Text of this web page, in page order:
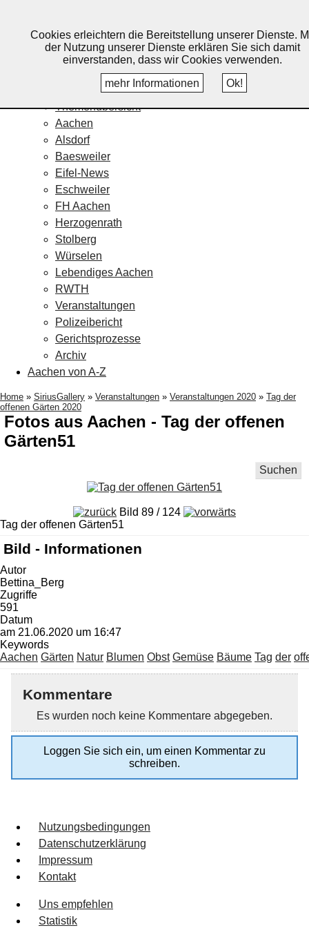
Home
Veranstaltungskalender
Themenübersicht
Aachen
Alsdorf
Baesweiler
Eifel-News
Eschweiler
FH Aachen
Herzogenrath
Stolberg
Würselen
Lebendiges Aachen
RWTH
Veranstaltungen
Polizeibericht
Gerichtsprozesse
Archiv
Aachen von A-Z
Home » SiriusGallery » Veranstaltungen » Veranstaltungen 2020 » Tag der
offenen Gärten 2020
Fotos aus Aachen - Tag der offenen
Gärten51
Suchen
Bild 89 / 124
Tag der offenen Gärten51
Bild - Informationen
Autor
Bettina_Berg
Zugriffe
591
Datum
am 21.06.2020 um 16:47
Keywords
Aachen Gärten Natur Blumen Obst Gemüse Bäume Tag der
Kommentare
Es wurden noch keine Kommentare abgegeben.
Loggen Sie sich ein, um einen Kommentar zu
schreiben.
Nutzungsbedingungen
Datenschutzerklärung
Impressum
Kontakt
Uns empfehlen
Statistik
Cookies erleichtern die Bereitstellung unserer Dienste.
der Nutzung unserer Dienste erklären Sie sich damit
einverstanden, dass wir Cookies verwenden.
mehr Informationen
Ok!